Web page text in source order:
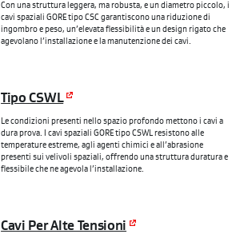
Con una struttura leggera, ma robusta, e un diametro piccolo, i
cavi spaziali GORE tipo CSC garantiscono una riduzione di
ingombro e peso, un’elevata flessibilità e un design rigato che
agevolano l’installazione e la manutenzione dei cavi.
Tipo CSWL
Le condizioni presenti nello spazio profondo mettono i cavi a
dura prova. I cavi spaziali GORE tipo CSWL resistono alle
temperature estreme, agli agenti chimici e all’abrasione
presenti sui velivoli spaziali, offrendo una struttura duratura e
flessibile che ne agevola l’installazione.
Cavi Per Alte Tensioni